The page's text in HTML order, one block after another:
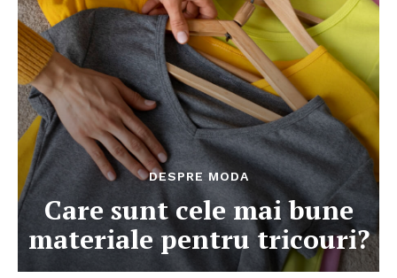
DESPRE MODA
Care sunt cele mai bune
materiale pentru tricouri?